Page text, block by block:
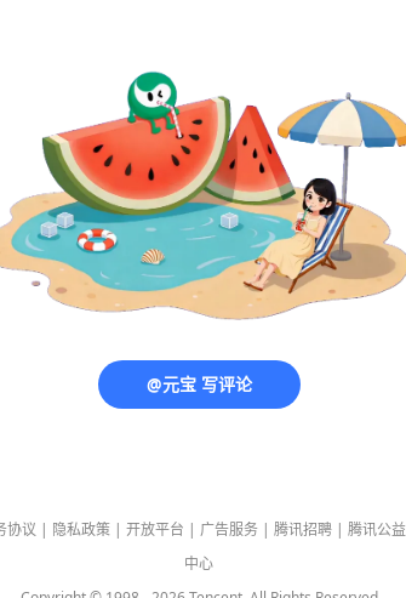
@元宝 写评论
协议 | 隐私政策 | 开放平台 | 广告服务 | 腾讯招聘 | 腾讯公益
中心